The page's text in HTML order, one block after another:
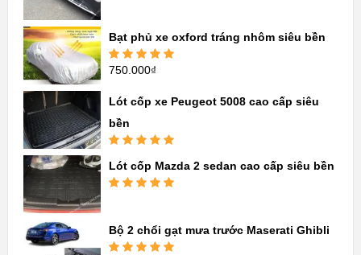
Bạt phủ xe oxford tráng nhôm siêu bền
Được xếp
750.000₫
Lót cốp xe Peugeot 5008 cao cấp siêu
bền
hạng5.005
sao
Lót cốp Mazda 2 sedan cao cấp siêu bền
Bộ 2 chổi gạt mưa trước Maserati Ghibli